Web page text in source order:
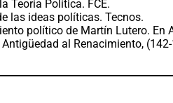
Teoría Política. FCE.
las ideas políticas. Tecnos.
político de Martín Lutero. En
al Renacimiento,